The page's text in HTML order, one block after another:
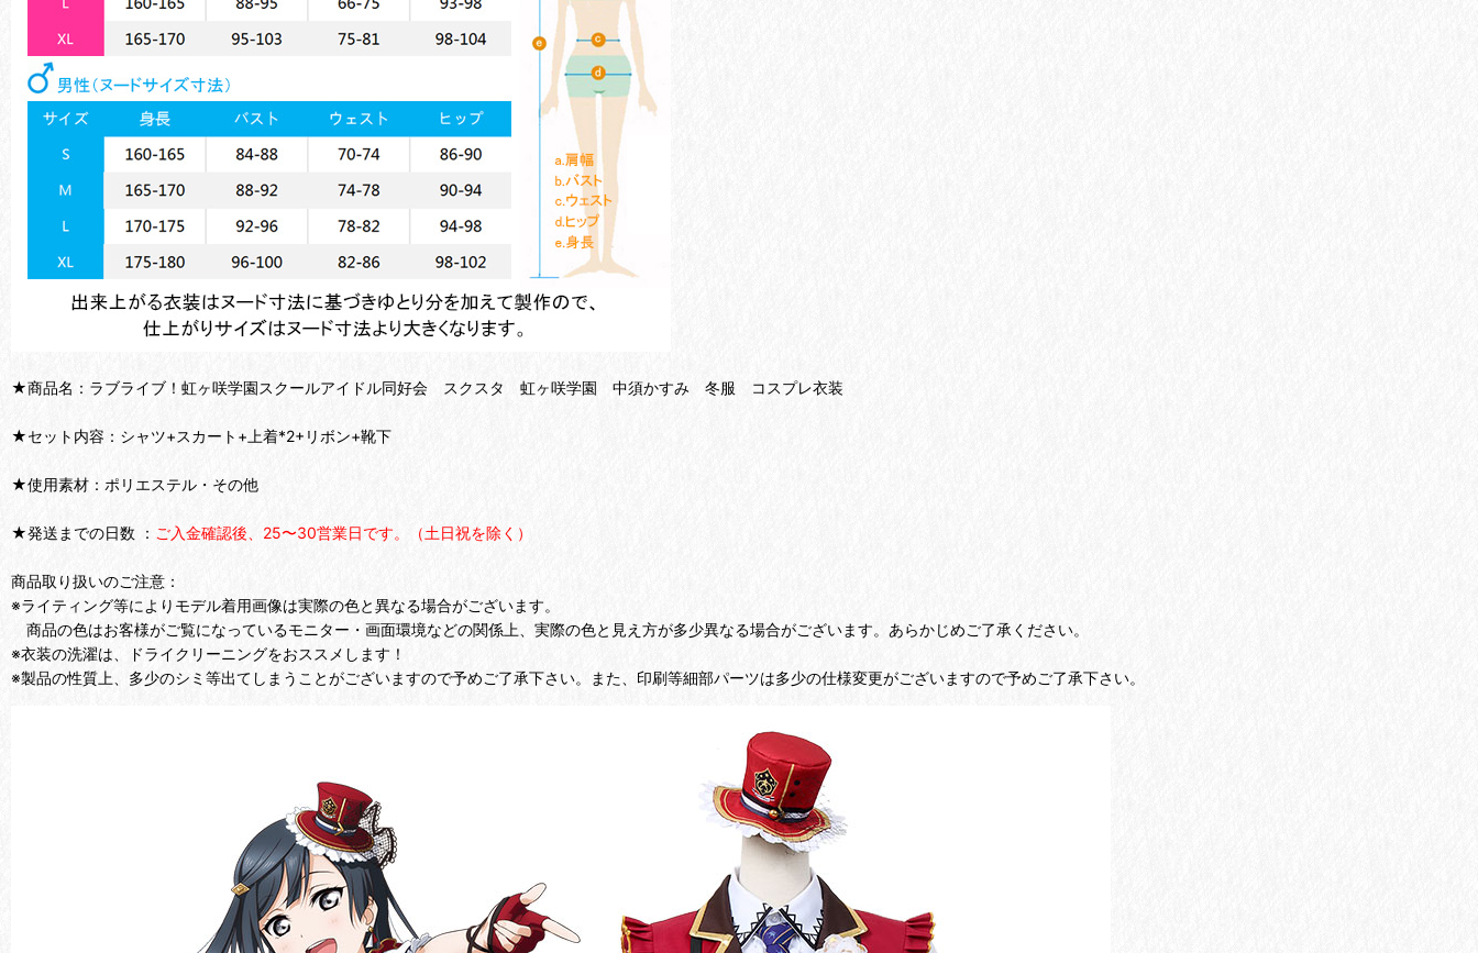
★商品名：ラブライブ！虹ヶ咲学園スクールアイドル同好会 スクスタ 虹ヶ咲学園 中須かすみ 冬服 コスプレ衣装
★セット内容：シャツ+スカート+上着*2+リボン+靴下
★使用素材：ポリエステル・その他
★発送までの日数 ： ご入金確認後、25〜30営業日です。（土日祝を除く）
商品取り扱いのご注意：
※ライティング等によりモデル着用画像は実際の色と異なる場合がございます。
商品の色はお客様がご覧になっているモニター・画面環境などの関係上、実際の色と見え方が多少異なる場合がございます。あらかじめご了承ください。
※衣装の洗濯は、ドライクリーニングをおススメします！
※製品の性質上、多少のシミ等出てしまうことがございますので予めご了承下さい。また、印刷等細部パーツは多少の仕様変更がございますので予めご了承下さい。